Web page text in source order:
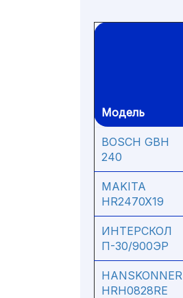
Модель
BOSCH GBH
240
MAKITA
HR2470X19
ИНТЕРСКОЛ
П-30/900ЭР
HANSKONNER
HRH0828RE